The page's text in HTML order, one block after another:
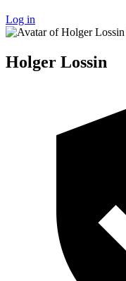
Log in
Holger Lossin